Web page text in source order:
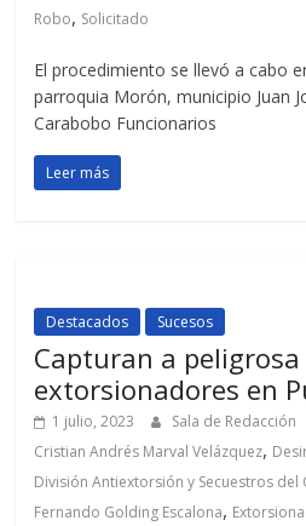
Robo, Solicitado
El procedimiento se llevó a cabo
parroquia Morón, municipio Juan
Carabobo Funcionarios
Leer más
Destacados Sucesos
Capturan a
extorsionadores en
1 julio, 2023 Sala de Redacción
Cristian Andrés Marval Velázquez,
División Antiextorsión y Secuestros del
Fernando Golding Escalona,